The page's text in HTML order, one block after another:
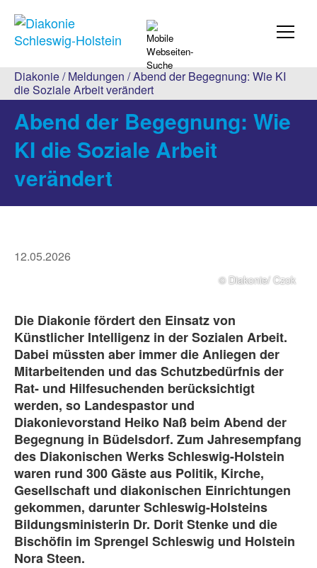
Diakonie/Meldungen / Abend der Begegnung: Wie KI
die Soziale Arbeit verändert
Abend der Begegnung: Wie
KI die Soziale Arbeit
verändert
12.05.2026
© Diakonie/ Czok
Die Diakonie fördert den Einsatz von
Künstlicher Intelligenz in der Sozialen Arbeit.
Dabei müssten aber immer die Anliegen der
Mitarbeitenden und das Schutzbedürfnis der
Rat- und Hilfesuchenden berücksichtigt
werden, so Landespastor und
Diakonievorstand Heiko Naß beim Abend der
Begegnung in Büdelsdorf. Zum Jahresempfang
des Diakonischen Werks Schleswig-Holstein
waren rund 300 Gäste aus Politik, Kirche,
Gesellschaft und diakonischen Einrichtungen
gekommen, darunter Schleswig-Holsteins
Bildungsministerin Dr. Dorit Stenke und die
Bischöfin im Sprengel Schleswig und Holstein
Nora Steen.